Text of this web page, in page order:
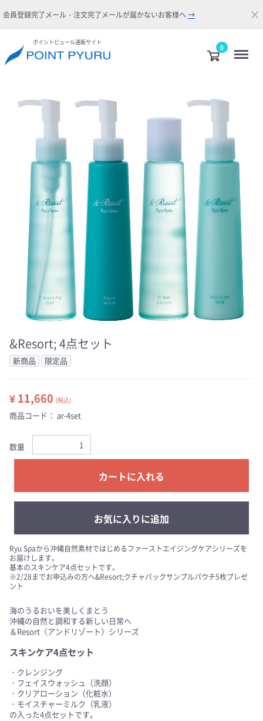
会員登録完了メール・注文完了メールが届かないお客様へ → ×
ポイントピュール通販サイト
0
&Resort; 4点セット
新商品 限定品
¥ 11,660 (税込)
商品コード： ar-4set
数量
カートに入れる
お気に入りに追加
Ryu Spaから沖縄自然素材ではじめるファーストエイジングケアシリーズを
お届けします。
基本のスキンケア4点セットです。
※2/28までお申込みの方へ&Resort;クチャパックサンプルパウチ5枚プレゼ
ント
海のうるおいを美しくまとう
沖縄の自然と調和する新しい日常へ
＆Resort〈アンドリゾート〉シリーズ
スキンケア4点セット
・クレンジング
・フェイスウォッシュ（洗顔）
・クリアローション（化粧水）
・モイスチャーミルク（乳液）
の入った4点セットです。